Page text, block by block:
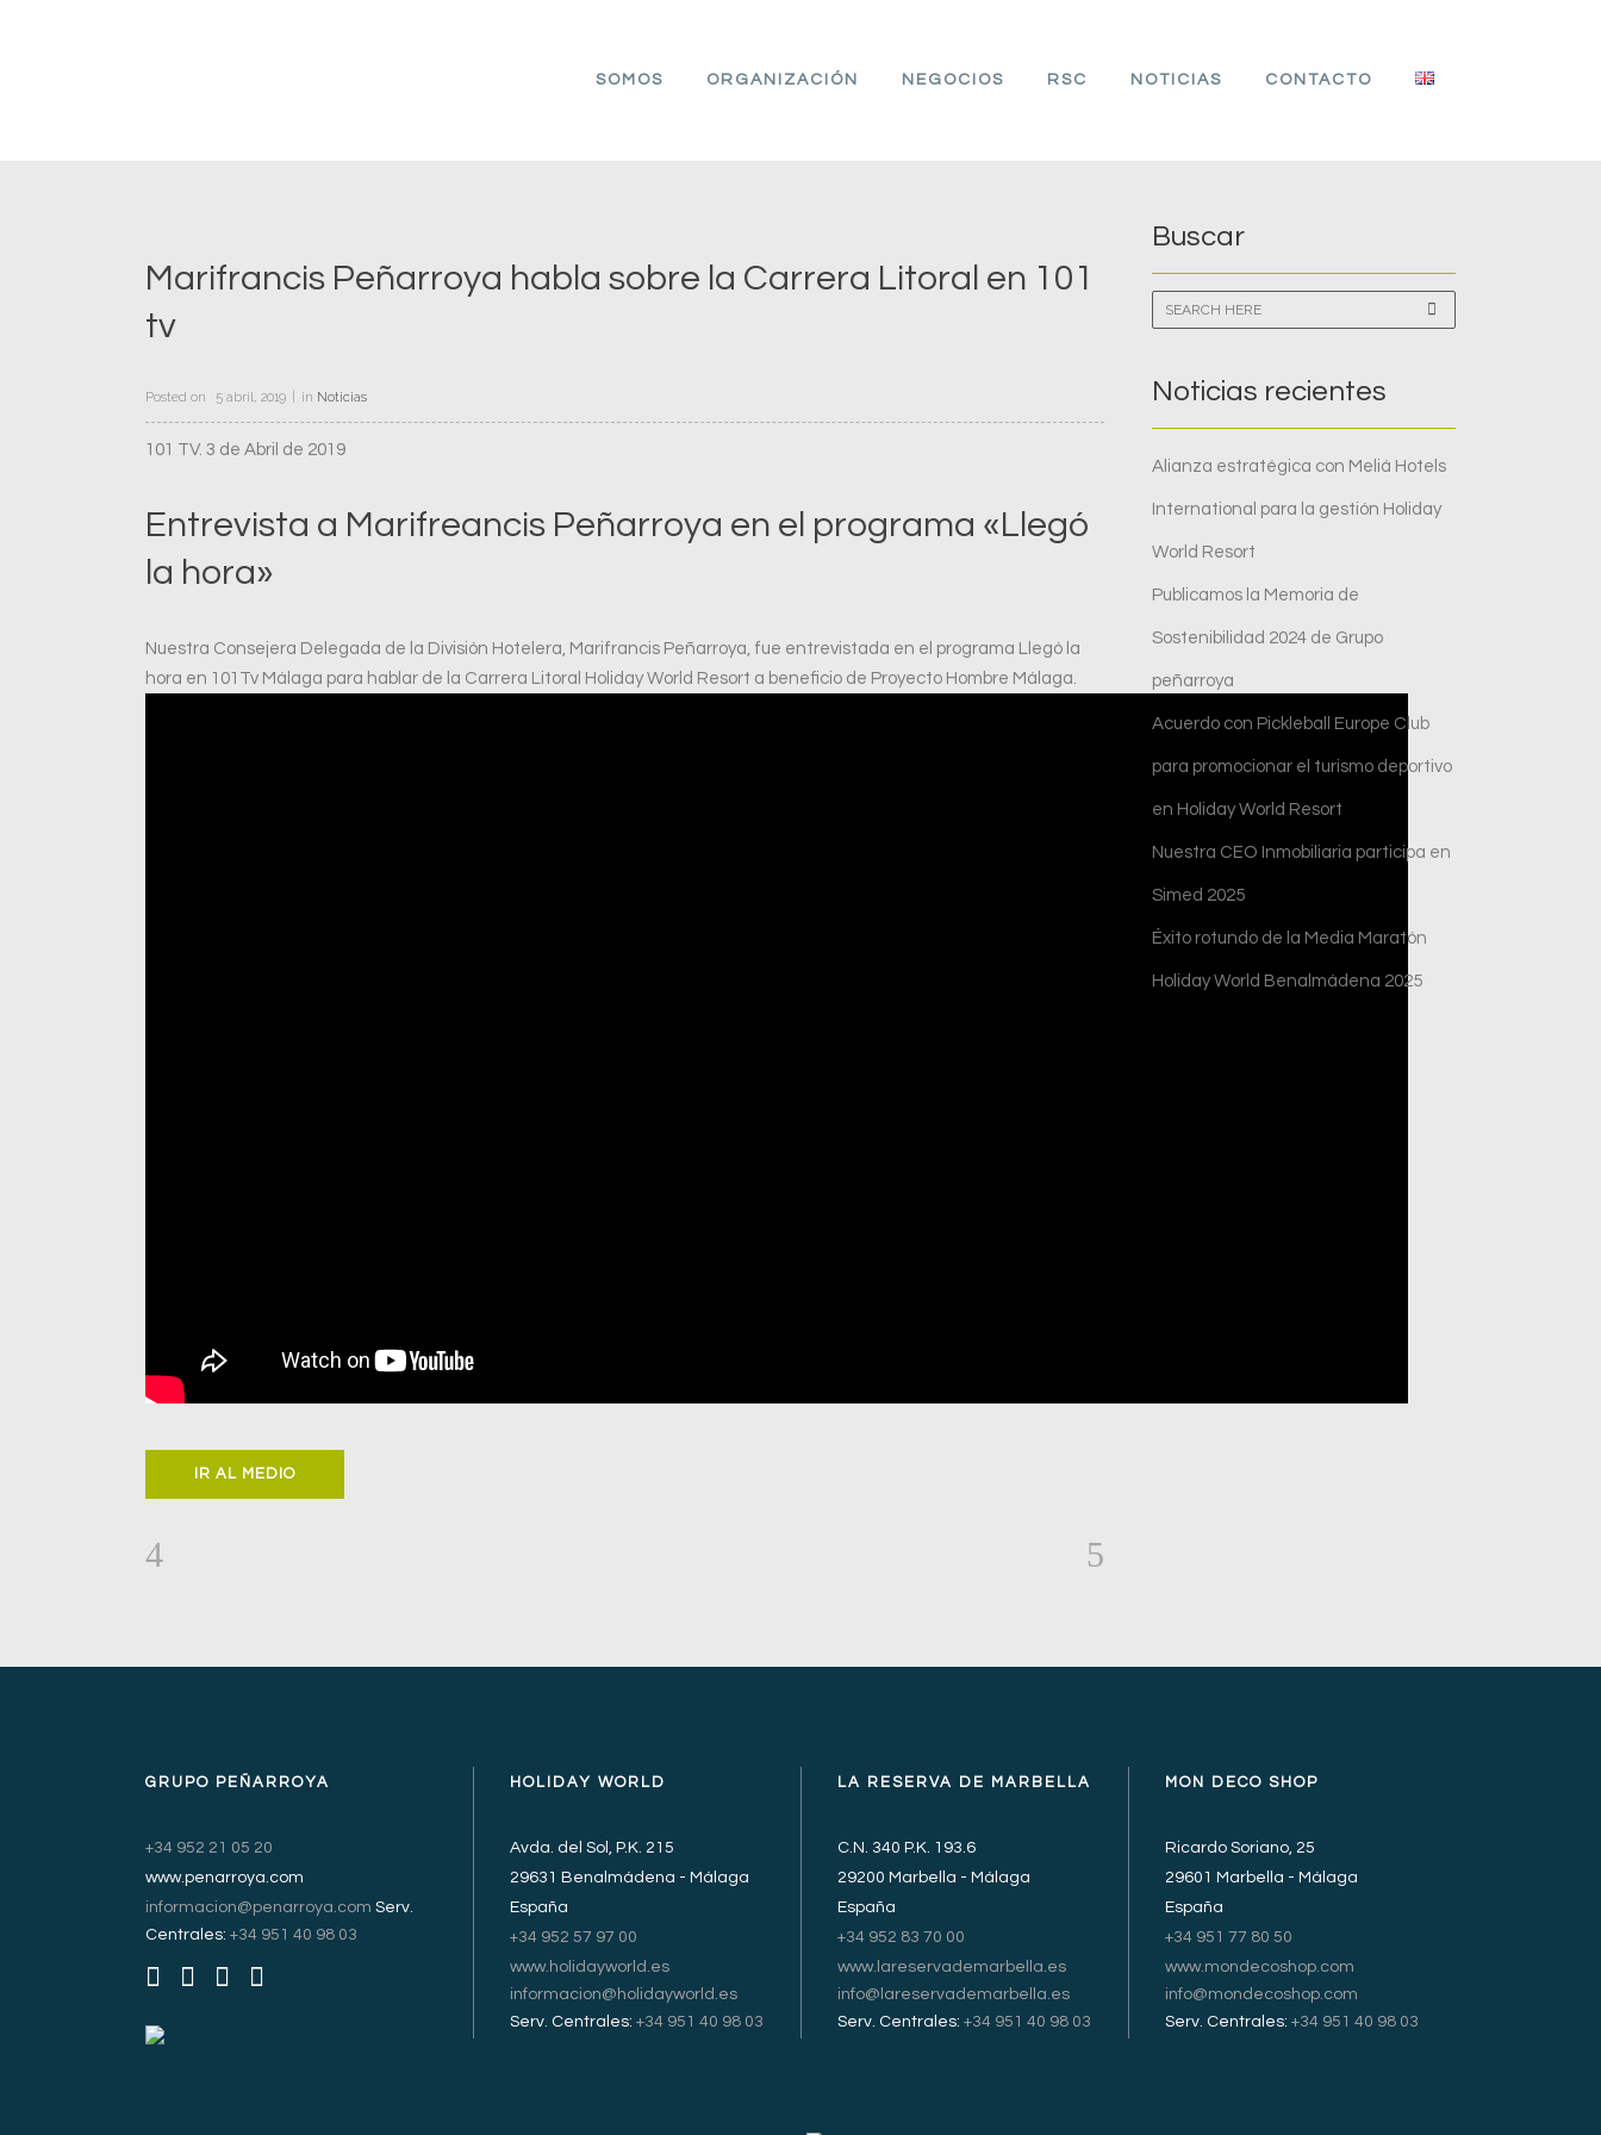
SOMOS ORGANIZACIÓN NEGOCIOS RSC NOTICIAS CONTACTO
Marifrancis Peñarroya habla sobre la Carrera Litoral en 101
tv
Posted on 5 abril, 2019 in Noticias
101 TV. 3 de Abril de 2019
Entrevista a Marifreancis Peñarroya en el programa «Llegó
la hora»
Nuestra Consejera Delegada de la División Hotelera, Marifrancis Peñarroya, fue entrevistada en el programa Llegó la
hora en 101Tv Málaga para hablar de la Carrera Litoral Holiday World Resort a beneficio de Proyecto Hombre Málaga.
IR AL MEDIO
Buscar
Noticias recientes
Alianza estratégica con Meliá Hotels
International para la gestión Holiday
World Resort
Publicamos la Memoria de
Sostenibilidad 2024 de Grupo
peñarroya
Acuerdo con Pickleball Europe Club
para promocionar el turismo deportivo
en Holiday World Resort
Nuestra CEO Inmobiliaria participa en
Simed 2025
Éxito rotundo de la Media Maratón
Holiday World Benalmádena 2025
GRUPO PEÑARROYA
+34 952 21 05 20
www.penarroya.com
informacion@penarroya.com Serv.
Centrales: +34 951 40 98 03
HOLIDAY WORLD
Avda. del Sol, P.K. 215
29631 Benalmádena - Málaga
España
+34 952 57 97 00
www.holidayworld.es
informacion@holidayworld.es
Serv. Centrales: +34 951 40 98 03
LA RESERVA DE MARBELLA
C.N. 340 P.K. 193.6
29200 Marbella - Málaga
España
+34 952 83 70 00
www.lareservademarbella.es
info@lareservademarbella.es
Serv. Centrales: +34 951 40 98 03
MON DECO SHOP
Ricardo Soriano, 25
29601 Marbella - Málaga
España
+34 951 77 80 50
www.mondecoshop.com
info@mondecoshop.com
Serv. Centrales: +34 951 40 98 03